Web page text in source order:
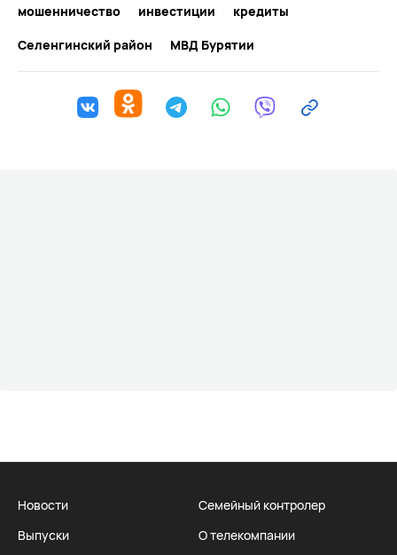
мошенничество инвестиции
кредиты
Селенгинский район
МВД Бурятии
Новости
Выпуски
Семейный контролер
О телекомпании